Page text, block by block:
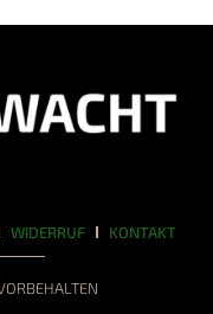
WIDERRUF KONTAKT